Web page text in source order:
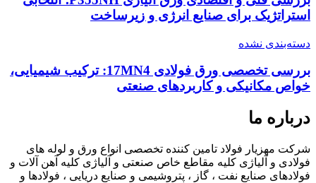
استراتژیک برای صنایع انرژی و زیرساخت
دسته‌بندی نشده
بررسی تخصصی ورق فولادی 17MN4: ترکیب شیمیایی،
خواص مکانیکی و کاربردهای صنعتی
درباره ما
شرکت مهزیار فولاد تامین کننده تخصصی انواع ورق و لوله های
فولادی و آلیاژی کلیه مقاطع خاص صنعتی و آلیاژی کلیه آهن آلات و
فولادهای صنایع نفت ، گاز ، پتروشیمی و صنایع دریایی ، فولادها و